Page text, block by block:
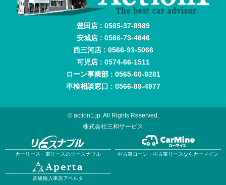
豊田店 : 0565-37-8989
安城店 : 0566-73-4646
西三河店 : 0566-93-5066
可児店 : 0574-66-1511
ローン事業部 : 0565-60-9281
車検相談窓口 : 0566-89-4977
© action1.jp. All Rights Reserved.
株式会社三和サービス
カーリース・車リースのリースナブル 中古車ローン・中古車リースならカーマイン
高級輸入車店アペルタ